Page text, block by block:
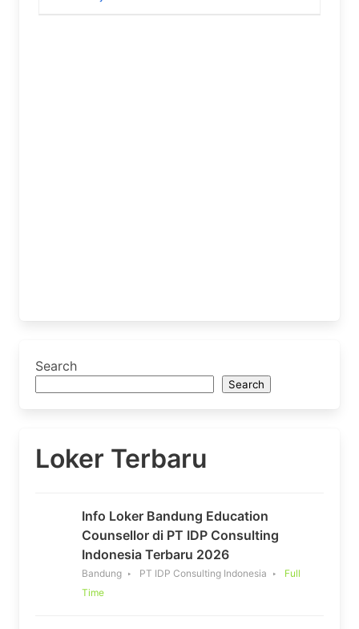
Search
Search
Loker Terbaru
Info Loker Bandung Education
Counsellor di PT IDP Consulting
Indonesia Terbaru 2026
Bandung PT IDP Consulting Indonesia
Full
Time